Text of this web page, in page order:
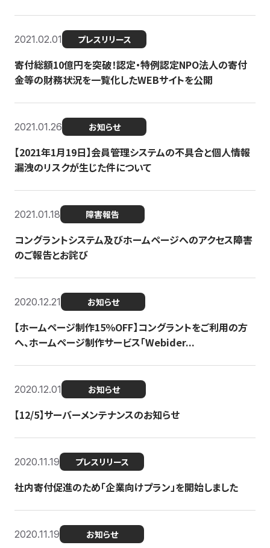
2021.02.01 プレスリリース
寄付総額10億円を突破！認定・特例認定NPO法人の寄付
金等の財務状況を一覧化したWEBサイトを公開
2021.01.26 お知らせ
【2021年1月19日】会員管理システムの不具合と個人情報
漏洩のリスクが生じた件について
2021.01.18 障害報告
コングラントシステム及びホームページへのアクセス障害
のご報告とお詫び
2020.12.21 お知らせ
【ホームページ制作15％OFF】コングラントをご利用の方
へ、ホームページ制作サービス「Webider...
2020.12.01 お知らせ
【12/5】サーバーメンテナンスのお知らせ
2020.11.19 プレスリリース
社内寄付促進のため「企業向けプラン」を開始しました
2020.11.19 お知らせ